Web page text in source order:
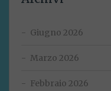
Giugno 2026
Marzo 2026
Febbraio 2026